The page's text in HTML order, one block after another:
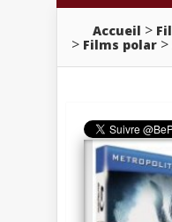
Accueil
Films polar